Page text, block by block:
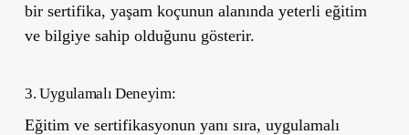
bir sertifika, yaşam koçunun alanında yeterli eğitim
ve bilgiye sahip olduğunu gösterir.
3. Uygulamalı Deneyim:
Eğitim ve sertifikasyonun yanı sıra, uygulamalı